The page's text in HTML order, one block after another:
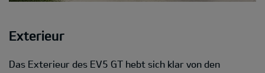
Exterieur
Das Exterieur des EV5 GT hebt sich klar von den